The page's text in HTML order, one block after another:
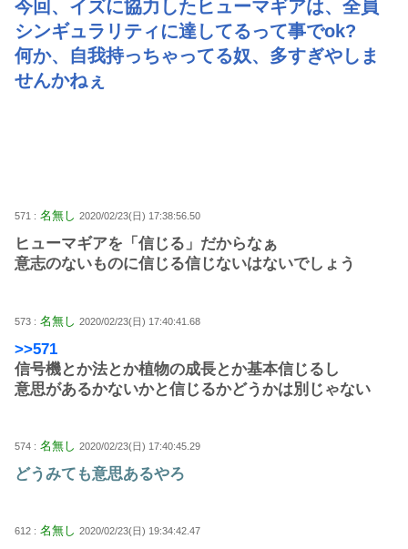
今回、イズに協力したヒューマギアは、全員
シンギュラリティに達してるって事でok?
何か、自我持っちゃってる奴、多すぎやしま
せんかねぇ
571 : 名無し 2020/02/23(日) 17:38:56.50
ヒューマギアを「信じる」だからなぁ
意志のないものに信じる信じないはないでしょう
573 : 名無し 2020/02/23(日) 17:40:41.68
>>571
信号機とか法とか植物の成長とか基本信じるし
意思があるかないかと信じるかどうかは別じゃない
574 : 名無し 2020/02/23(日) 17:40:45.29
どうみても意思あるやろ
612 : 名無し 2020/02/23(日) 19:34:42.47